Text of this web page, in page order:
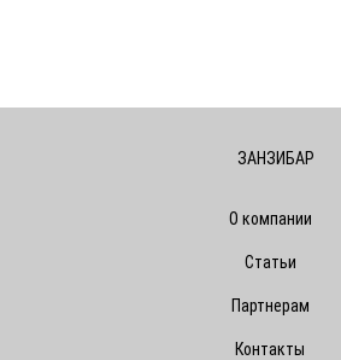
ЗАНЗИБАР
О компании
Статьи
Партнерам
Контакты